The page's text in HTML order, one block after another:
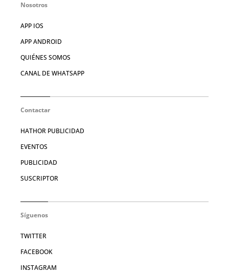
Nosotros
APP IOS
APP ANDROID
QUIÉNES SOMOS
CANAL DE WHATSAPP
Contactar
HATHOR PUBLICIDAD
EVENTOS
PUBLICIDAD
SUSCRIPTOR
Síguenos
TWITTER
FACEBOOK
INSTAGRAM